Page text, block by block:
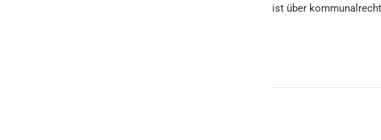
ist über